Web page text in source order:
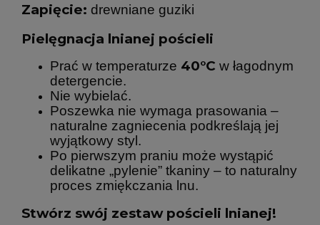
Zapięcie: drewniane guziki
Pielęgnacja lnianej pościeli
Prać w temperaturze 40°C w łagodnym
detergencie.
Nie wybielać.
Poszewka nie wymaga prasowania –
naturalne zagniecenia podkreślają jej
wyjątkowy styl.
Po pierwszym praniu może wystąpić
delikatne „pylenie” tkaniny – to naturalny
proces zmiękczania lnu.
Stwórz swój zestaw pościeli lnianej!